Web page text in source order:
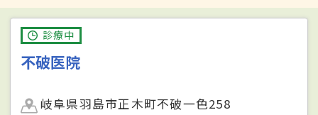
診療中
不破医院
岐阜県羽島市正木町不破一色258